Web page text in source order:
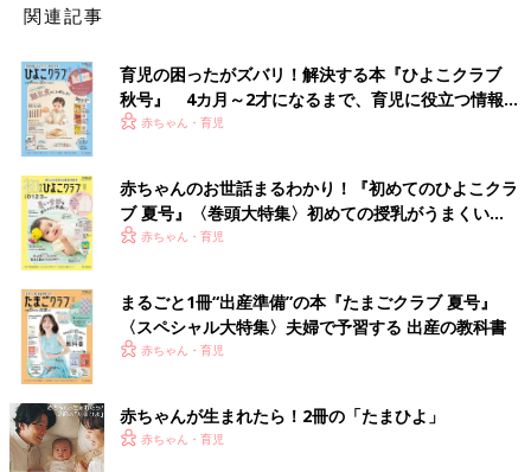
関連記事
育児の困ったがズバリ！解決する本『ひよこクラブ
秋号』 4カ月～2才になるまで、育児に役立つ情報が
いっぱい！
赤ちゃん・育児
赤ちゃんのお世話まるわかり！『初めてのひよこクラ
ブ 夏号』〈巻頭大特集〉初めての授乳がうまくい
く！ おっぱい・ミルクの基本と夏のトラブル 解決テ
赤ちゃん・育児
まるごと1冊“出産準備”の本『たまごクラブ 夏号』
〈スペシャル大特集〉夫婦で予習する 出産の教科書
赤ちゃん・育児
赤ちゃんが生まれたら！2冊の「たまひよ」
赤ちゃん・育児